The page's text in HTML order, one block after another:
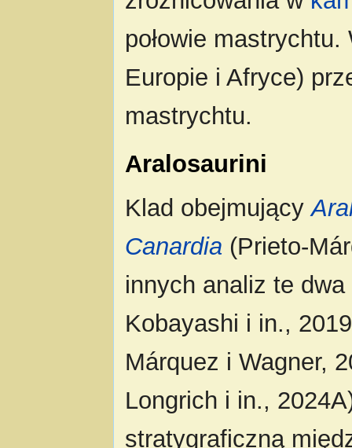
połowie
Europie i Afryce)
mastrychtu.
Aralosaurini
Klad obejmujący
Canardia (Prieto-
innych analiz te
Kobayashi i in.,
Márquez i Wagner,
Longrich i in.,
stratygraficzną